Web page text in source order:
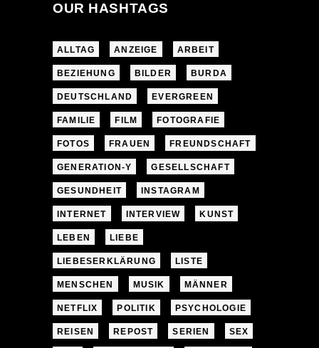
OUR HASHTAGS
ALLTAG ANZEIGE ARBEIT
BEZIEHUNG BILDER BURDA
DEUTSCHLAND EVERGREEN
FAMILIE FILM FOTOGRAFIE
FOTOS FRAUEN FREUNDSCHAFT
GENERATION-Y GESELLSCHAFT
GESUNDHEIT INSTAGRAM
INTERNET INTERVIEW KUNST
LEBEN LIEBE
LIEBESERKLÄRUNG LISTE
MENSCHEN MUSIK MÄNNER
NETFLIX POLITIK PSYCHOLOGIE
REISEN REPOST SERIEN SEX